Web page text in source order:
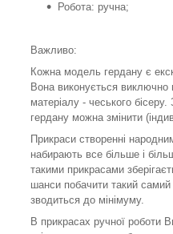
Робота: ручна;
Важливо:
Кожна модель гердану є
Вона виконується виключно
матеріалу - чеського
гердану можна змінити
Прикраси створенні
набирають все більше і
такими прикрасами
шанси побачити такий
зводиться до мінімуму.
В прикрасах ручної роботи